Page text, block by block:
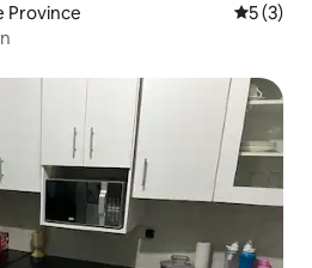
Province
5 (3)